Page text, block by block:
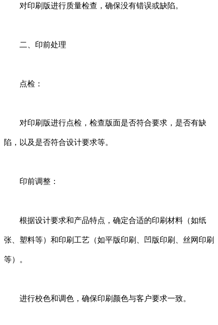
对印刷版进行质量检查，确保没有错误或缺陷。
二、印前处理
点检：
对印刷版进行点检，检查版面是否符合要求，是否有缺
陷，以及是否符合设计要求等。
印前调整：
根据设计要求和产品特点，确定合适的印刷材料（如纸
张、塑料等）和印刷工艺（如平版印刷、凹版印刷、丝网印刷
等）。
进行校色和调色，确保印刷颜色与客户要求一致。